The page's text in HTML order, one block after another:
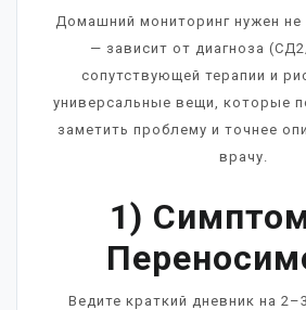
Домашний мониторинг нужен
— зависит от диагноза
сопутствующей терапии и
универсальные вещи, которые
заметить проблему и точнее
врачу.
1)
Ведите краткий дневник на